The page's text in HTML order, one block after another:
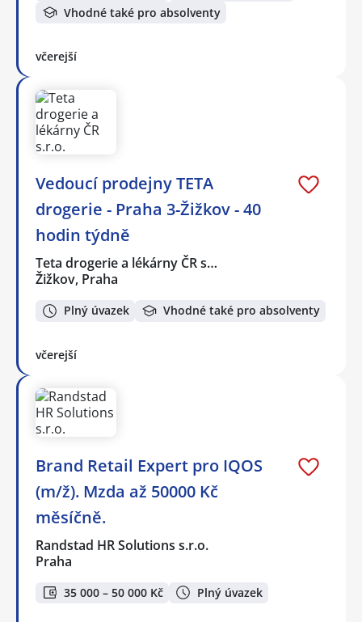
Vhodné také pro absolventy
včerejší
Vedoucí prodejny TETA
drogerie - Praha 3-Žižkov - 40
hodin týdně
Teta drogerie a lékárny ČR s…
Žižkov, Praha
Plný úvazek Vhodné také pro absolventy
včerejší
Brand Retail Expert pro IQOS
(m/ž). Mzda až 50000 Kč
měsíčně.
Randstad HR Solutions s.r.o.
Praha
35 000 – 50 000 Kč Plný úvazek